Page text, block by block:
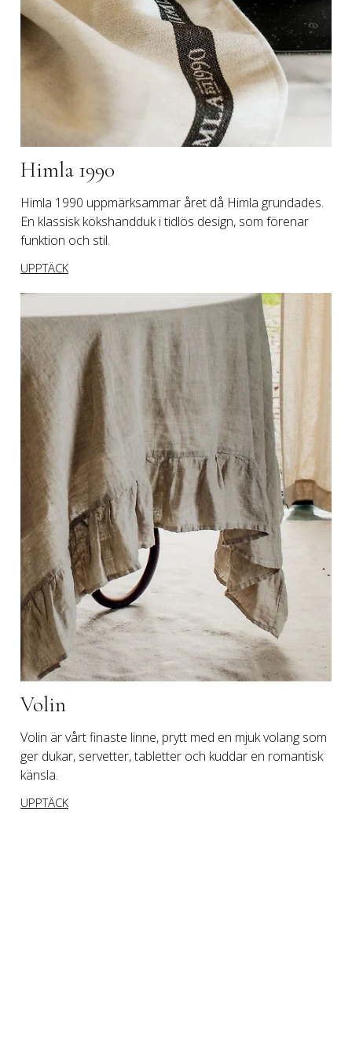
Himla 1990
Himla 1990 uppmärksammar året då Himla grundades.
En klassisk kökshandduk i tidlös design, som förenar
funktion och stil.
UPPTÄCK
Volin
Volin är vårt finaste linne, prytt med en mjuk volang som
ger dukar, servetter, tabletter och kuddar en romantisk
känsla.
UPPTÄCK